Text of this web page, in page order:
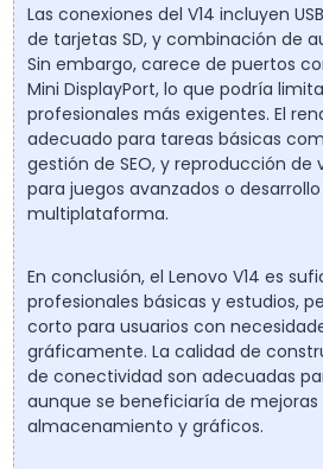
Las conexiones del V14 incluyen
de tarjetas SD, y combinación de
Sin embargo, carece de puertos
Mini DisplayPort, lo que podría
profesionales más exigentes. El
adecuado para tareas básicas
gestión de SEO, y reproducción de
para juegos avanzados o
multiplataforma.
En conclusión, el Lenovo V14 es
profesionales básicas y estudios,
corto para usuarios con
gráficamente. La calidad de
de conectividad son adecuadas
aunque se beneficiaría de
almacenamiento y gráficos.